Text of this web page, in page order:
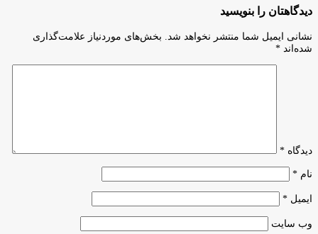
دستور
بنیاد
ملی
سال
برای
تمام
مناطق
دیدگاهتان را بنویسید
نشانی ایمیل شما منتشر نخواهد شد.
بخش‌های موردنیاز علامت‌گذاری
شده‌اند *
دیدگاه *
نام *
ایمیل *
وب‌ سایت